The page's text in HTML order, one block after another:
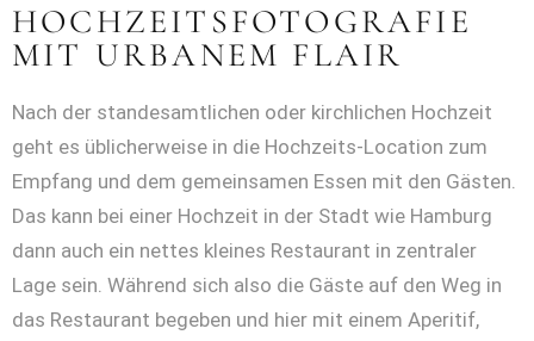
HOCHZEITSFOTOGRAFIE
MIT URBANEM FLAIR
Nach der standesamtlichen oder kirchlichen Hochzeit
geht es üblicherweise in die Hochzeits-Location zum
Empfang und dem gemeinsamen Essen mit den Gästen.
Das kann bei einer Hochzeit in der Stadt wie Hamburg
dann auch ein nettes kleines Restaurant in zentraler
Lage sein. Während sich also die Gäste auf den Weg in
das Restaurant begeben und hier mit einem Aperitif,